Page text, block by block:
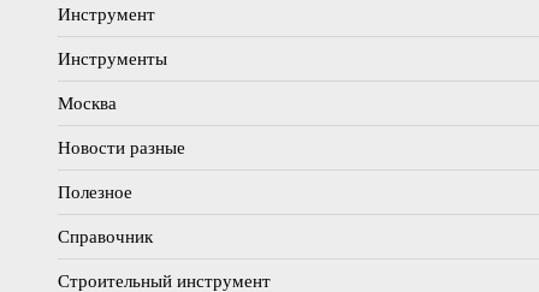
Инструмент
Инструменты
Москва
Новости разные
Полезное
Справочник
Строительный инструмент